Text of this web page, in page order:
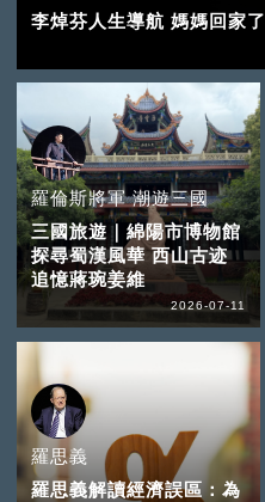
李焯芬人生導航 媽媽回家了
羅倫斯將軍 潮遊三國
三國旅遊｜綿陽市博物館
探尋蜀漢風華 西山古迹
追憶蔣琬姜維
2026-07-11
羅思義
羅思義解讀經濟誤區：為